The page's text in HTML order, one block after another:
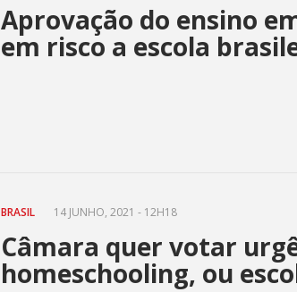
Aprovação do ensino
em risco a escola
BRASIL 14 JUNHO, 2021 - 12H18
Câmara quer votar
homeschooling, ou